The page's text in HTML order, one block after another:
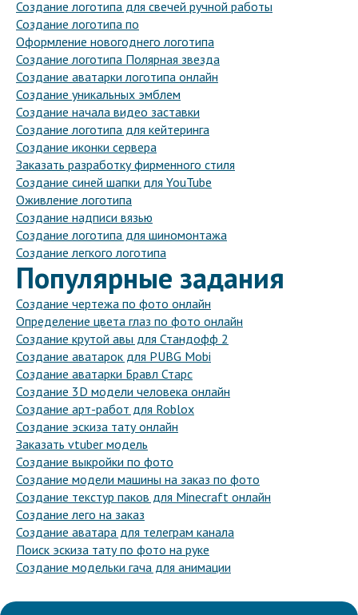
Создание логотипа для свечей ручной работы
Создание логотипа по
Оформление новогоднего логотипа
Создание логотипа Полярная звезда
Создание аватарки логотипа онлайн
Создание уникальных эмблем
Создание начала видео заставки
Создание логотипа для кейтеринга
Создание иконки сервера
Заказать разработку фирменного стиля
Создание синей шапки для YouTube
Оживление логотипа
Создание надписи вязью
Создание логотипа для шиномонтажа
Создание легкого логотипа
Популярные задания
Создание чертежа по фото онлайн
Определение цвета глаз по фото онлайн
Создание крутой авы для Стандофф 2
Создание аватарок для PUBG Mobi
Создание аватарки Бравл Старс
Создание 3D модели человека онлайн
Создание арт-работ для Roblox
Создание эскиза тату онлайн
Заказать vtuber модель
Создание выкройки по фото
Создание модели машины на заказ по фото
Создание текстур паков для Minecraft онлайн
Создание лего на заказ
Создание аватара для телеграм канала
Поиск эскиза тату по фото на руке
Создание модельки гача для анимации